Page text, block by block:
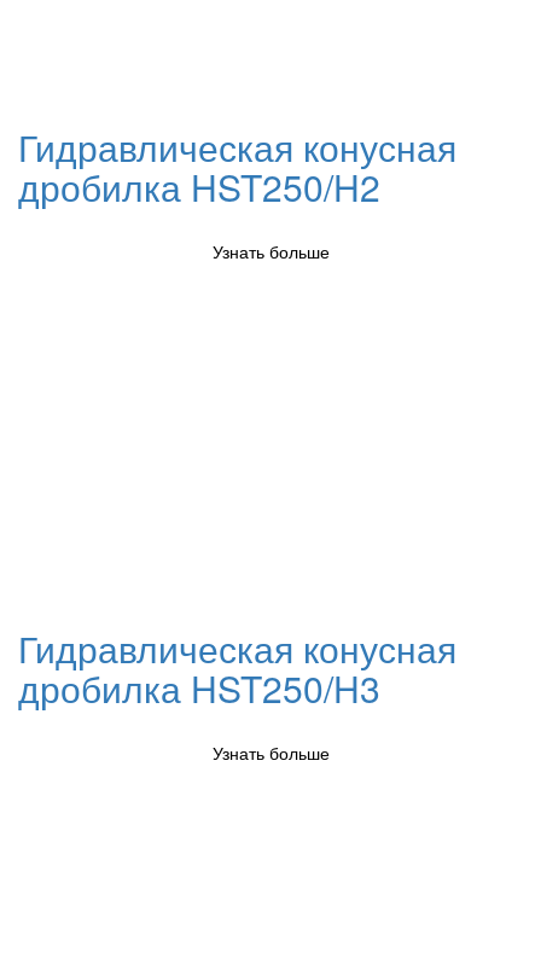
Гидравлическая конусная
дробилка HST250/H2
Узнать больше
Гидравлическая конусная
дробилка HST250/H3
Узнать больше